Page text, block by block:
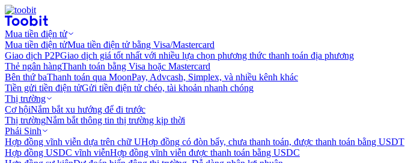
Mua tiền điện tử
Mua tiền điện tửMua tiền điện tử bằng Visa/Mastercard
Giao dịch P2PGiao dịch giá tốt nhất với nhiều lựa chọn phương thức thanh toán địa phương
Thẻ ngân hàngThanh toán bằng Visa hoặc Mastercard
Bên thứ baThanh toán qua MoonPay, Advcash, Simplex, và nhiều kênh khác
Tiền gửi tiền điện tửGửi tiền điện tử chéo, tài khoản nhanh chóng
Thị trường
Cơ hộiNắm bắt xu hướng để đi trước
Thị trườngNắm bắt thông tin thị trường kịp thời
Phái Sinh
Hợp đồng vĩnh viễn dựa trên chữ UHợp đồng có đòn bẩy, chưa thanh toán, được thanh toán bằng USDT
Hợp đồng USDC vĩnh viễnHợp đồng vĩnh viễn được thanh toán bằng USDC